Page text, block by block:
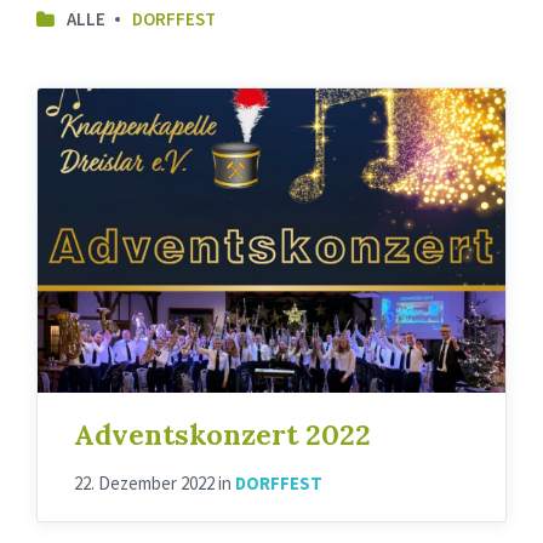
ALLE DORFFEST
Adventskonzert 2022
22. Dezember 2022in DORFFEST